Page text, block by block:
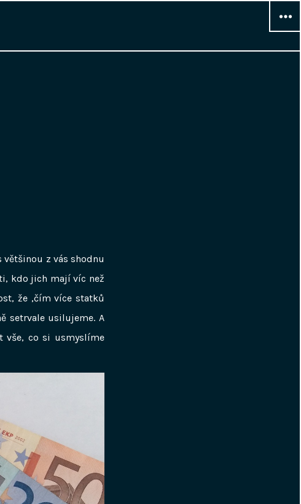
většinou z vás shodnu
kdo jich mají víc než
že ‚čím více statků
setrvale usilujeme. A
vše, co si usmyslíme